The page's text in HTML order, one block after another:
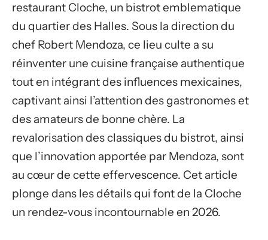
restaurant Cloche, un bistrot emblematique
du quartier des Halles. Sous la direction du
chef Robert Mendoza, ce lieu culte a su
réinventer une cuisine française authentique
tout en intégrant des influences mexicaines,
captivant ainsi l’attention des gastronomes et
des amateurs de bonne chère. La
revalorisation des classiques du bistrot, ainsi
que l’innovation apportée par Mendoza, sont
au cœur de cette effervescence. Cet article
plonge dans les détails qui font de la Cloche
un rendez-vous incontournable en 2026.